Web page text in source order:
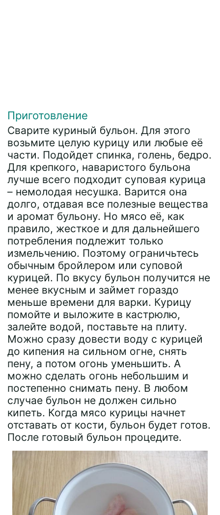
Приготовление
Сварите куриный бульон. Для этого
возьмите целую курицу или любые её
части. Подойдет спинка, голень, бедро.
Для крепкого, наваристого бульона
лучше всего подходит суповая курица
– немолодая несушка. Варится она
долго, отдавая все полезные вещества
и аромат бульону. Но мясо её, как
правило, жесткое и для дальнейшего
потребления подлежит только
измельчению. Поэтому ограничьтесь
обычным бройлером или суповой
курицей. По вкусу бульон получится не
менее вкусным и займет гораздо
меньше времени для варки. Курицу
помойте и выложите в кастрюлю,
залейте водой, поставьте на плиту.
Можно сразу довести воду с курицей
до кипения на сильном огне, снять
пену, а потом огонь уменьшить. А
можно сделать огонь небольшим и
постепенно снимать пену. В любом
случае бульон не должен сильно
кипеть. Когда мясо курицы начнет
отставать от кости, бульон будет готов.
После готовый бульон процедите.